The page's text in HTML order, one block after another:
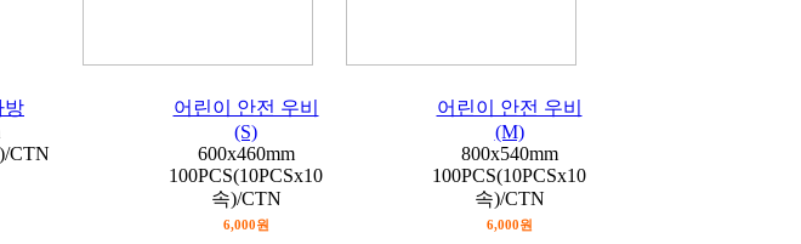
방
CTN
어린이 안전 우비
(S)
600x460mm
100PCS(10PCSx10
속)/CTN
6,000원
어린이 안전 우비
(M)
800x540mm
100PCS(10PCSx10
속)/CTN
6,000원